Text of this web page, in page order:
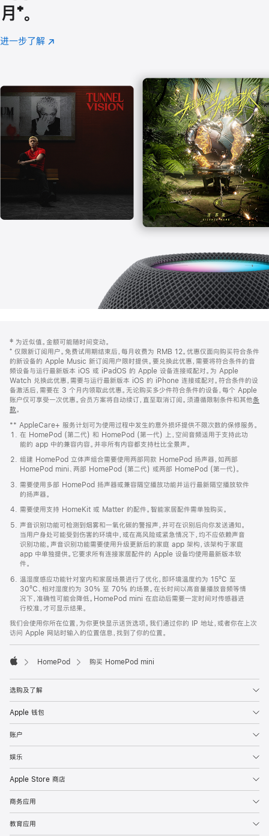
月 脚
注
⁺。
进一步了解 Apple
(在
口
中
打
开)
页
页
脚
注
‡ 为近似值。金额可能随时间变动。
⁺ 仅限新订阅用户。免费试用期结束后，每月收费为 RMB 12。优惠仅面向购买符合条件
的新设备的 Apple Music 新订阅用户限时提供。要兑换此优惠，需要将符合条件的音
频设备与运行最新版本 iOS 或 iPadOS 的 Apple 设备连接或配对。为 Apple
Watch 兑换此优惠，需要与运行最新版本 iOS 的 iPhone 连接或配对。符合条件的设
备激活后，需要在 3 个月内领取此优惠。无论购买多少件符合条件的设备，每个 Apple
账户仅可享受一次优惠。会员方案将自动续订，直至取消订阅。须遵循限制条件和其他条
款。
窗
口
中
打
开)
** AppleCare+ 服务计划可为使用过程中发生的意外损坏提供不限次数的保修服务。
在 HomePod (第二代) 和 HomePod (第一代) 上，空间音频适用于支持此功
能的 app 中的兼容内容。并非所有内容都支持杜比全景声。
组建 HomePod 立体声组合需要使用两部同款 HomePod 扬声器，如两部
HomePod mini、两部 HomePod (第二代) 或两部 HomePod (第一代)。
需要使用多部 HomePod 扬声器或兼容隔空播放功能并运行最新隔空播放软件
的扬声器。
需要使用支持 HomeKit 或 Matter 的配件。智能家居配件需单独购买。
声音识别功能可检测到烟雾和一氧化碳的警报声，并可在识别后向你发送通知。
当用户身处可能受到伤害的环境中，或在高风险或紧急情况下，均不应依赖声音
识别功能。声音识别功能需要使用升级更新后的家庭 app 架构，该架构于家庭
app 中单独提供。它要求所有连接家居配件的 Apple 设备均使用最新版本软
件。
温湿度感应功能针对室内和家居场景进行了优化，即环境温度约为 15ºC 至
30ºC、相对湿度约为 30% 至 70% 的场景。在长时间以高音量播放音频等情
况下，准确性可能会降低。HomePod mini 在启动后需要一定时间对传感器进
行校准，才可显示结果。
我们会使用你所在位置，为你更快显示送货选项。我们通过你的 IP 地址，或者你在上次
访问 Apple 网站时输入的位置信息，找到了你的位置。
HomePod 购买 HomePod mini
选购及了解
Apple 钱包
账户
娱乐
Apple Store 商店
商务应用
教育应用